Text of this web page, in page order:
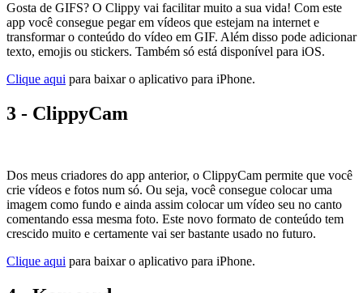
Gosta de GIFS? O Clippy vai facilitar muito a sua vida! Com este
app você consegue pegar em vídeos que estejam na internet e
transformar o conteúdo do vídeo em GIF. Além disso pode adicionar
texto, emojis ou stickers. Também só está disponível para iOS.
Clique aqui para baixar o aplicativo para iPhone.
3 - ClippyCam
Dos meus criadores do app anterior, o ClippyCam permite que você
crie vídeos e fotos num só. Ou seja, você consegue colocar uma
imagem como fundo e ainda assim colocar um vídeo seu no canto
comentando essa mesma foto. Este novo formato de conteúdo tem
crescido muito e certamente vai ser bastante usado no futuro.
Clique aqui para baixar o aplicativo para iPhone.